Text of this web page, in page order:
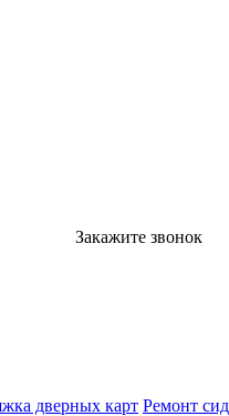
Закажите звонок
дверных карт Ремонт